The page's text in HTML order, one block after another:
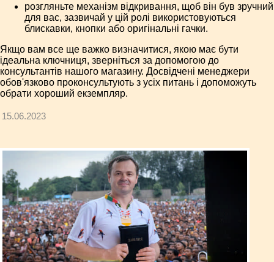
розгляньте механізм відкривання, щоб він був зручний
для вас, зазвичай у цій ролі використовуються
блискавки, кнопки або оригінальні гачки.
Якщо вам все ще важко визначитися, якою має бути
ідеальна ключниця, зверніться за допомогою до
консультантів нашого магазину. Досвідчені менеджери
обов'язково проконсультують з усіх питань і допоможуть
обрати хороший екземпляр.
15.06.2023